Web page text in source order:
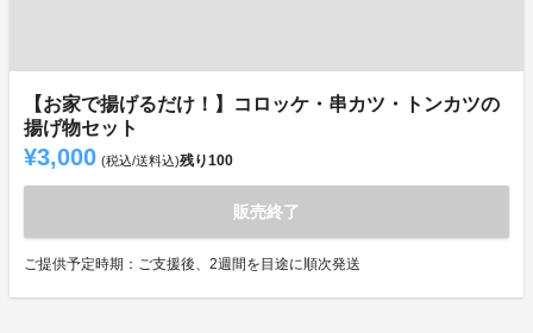
【お家で揚げるだけ！】コロッケ・串カツ・トンカツの
揚げ物セット
¥3,000 (税込/送料込)残り100
販売終了
ご提供予定時期：ご支援後、2週間を目途に順次発送